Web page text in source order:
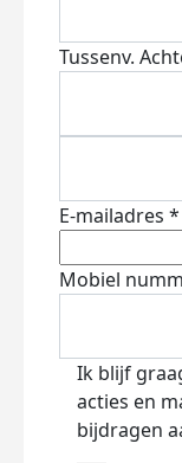
Tussenv.
E-mailadres *
Mobiel
Ik blijf
acties en
bijdragen